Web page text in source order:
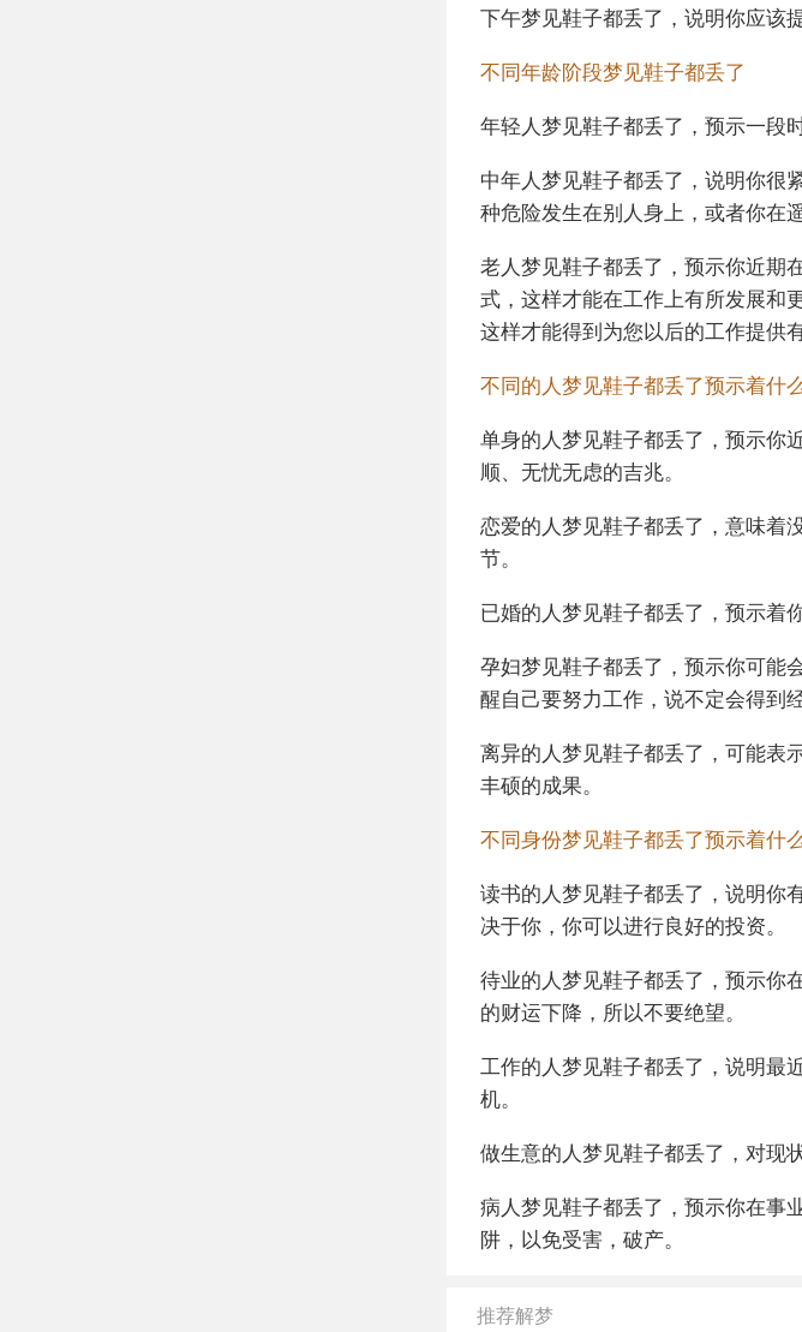
下午梦见鞋子都丢了，说明你应该
不同年龄阶段梦见鞋子都丢了
年轻人梦见鞋子都丢了，预示一段
中年人梦见鞋子都丢了，说明你很
种危险发生在别人身上，或者你在
老人梦见鞋子都丢了，预示你近期
式，这样才能在工作上有所发展和
这样才能得到为您以后的工作提供
不同的人梦见鞋子都丢了预示着什
单身的人梦见鞋子都丢了，预示你
顺、无忧无虑的吉兆。
恋爱的人梦见鞋子都丢了，意味着
节。
已婚的人梦见鞋子都丢了，预示着
孕妇梦见鞋子都丢了，预示你可能
醒自己要努力工作，说不定会得到
离异的人梦见鞋子都丢了，可能表
丰硕的成果。
不同身份梦见鞋子都丢了预示着什
读书的人梦见鞋子都丢了，说明你
决于你，你可以进行良好的投资。
待业的人梦见鞋子都丢了，预示你
的财运下降，所以不要绝望。
工作的人梦见鞋子都丢了，说明最
机。
做生意的人梦见鞋子都丢了，对现
病人梦见鞋子都丢了，预示你在事
阱，以免受害，破产。
推荐解梦